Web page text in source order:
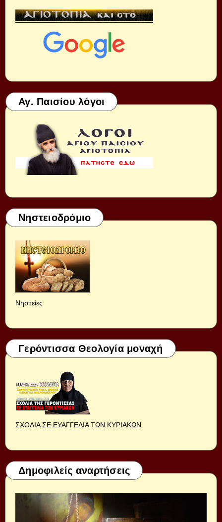
Αγ. Παισίου λόγοι
Νηστειοδρόμιο
Νηστείες
Γερόντισσα Θεολογία μοναχή
ΣΧΟΛΙΑ ΣΕ ΕΥΑΓΓΕΛΙΑ ΤΩΝ ΚΥΡΙΑΚΩΝ
Δημοφιλείς αναρτήσεις